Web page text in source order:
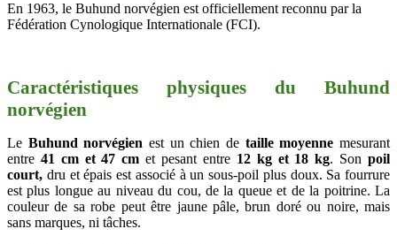
En 1963, le Buhund norvégien est officiellement reconnu par la
Fédération Cynologique Internationale (FCI).
Caractéristiques physiques du Buhund
norvégien
Le Buhund norvégien est un chien de taille moyenne mesurant
entre 41 cm et 47 cm et pesant entre12 kg et 18 kg. Sonpoil
court, dru et épais est associé à un sous-poil plus doux. Sa fourrure
est plus longue au niveau du cou, de la queue et de la poitrine. La
couleur de sa robe peut être jaune pâle, brun doré ou noire, mais
sans marques, ni tâches.